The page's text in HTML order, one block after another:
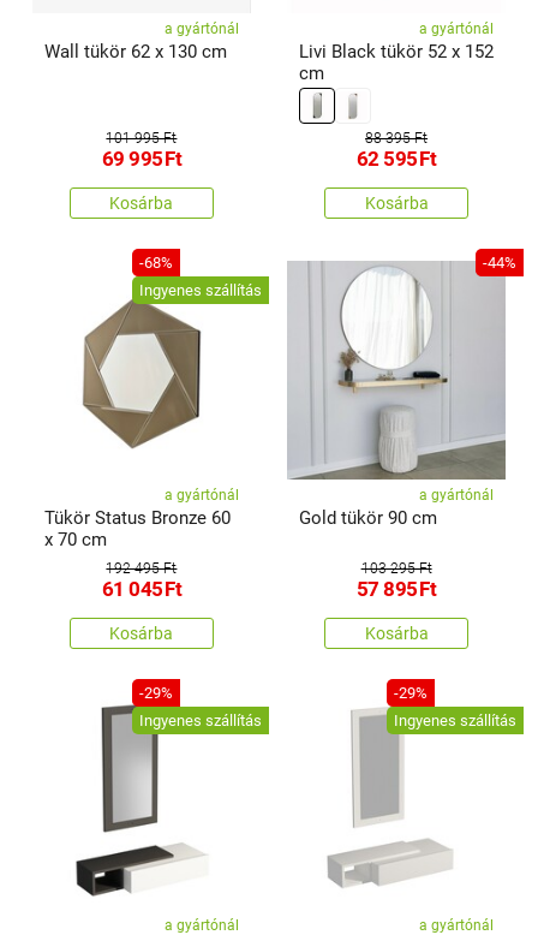
a gyártónál
Wall tükör 62 x 130 cm
101 995 Ft
69 995Ft
Kosárba
a gyártónál
Livi Black tükör 52 x 152
cm
88 395 Ft
62 595Ft
Kosárba
-68%
Ingyenes szállítás
a gyártónál
Tükör Status Bronze 60
x 70 cm
192 495 Ft
61 045Ft
Kosárba
-44%
a gyártónál
Gold tükör 90 cm
103 295 Ft
57 895Ft
Kosárba
-29%
Ingyenes szállítás
a gyártónál
-29%
Ingyenes szállítás
a gyártónál